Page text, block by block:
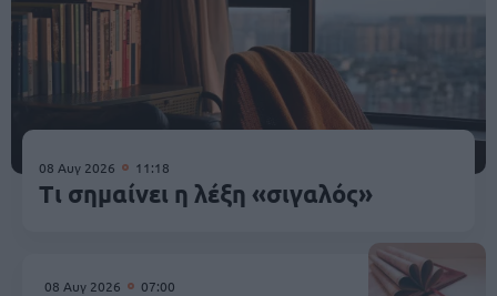
08 Αυγ 2026 11:18
Τι σημαίνει η λέξη «σιγαλός»
08 Αυγ 2026 07:00